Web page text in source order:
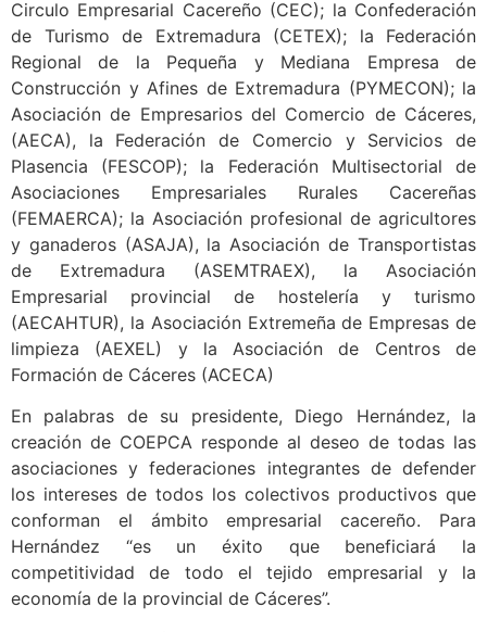
Circulo Empresarial Cacereño (CEC); la Confederación
de Turismo de Extremadura (CETEX); la Federación
Regional de la Pequeña y Mediana Empresa de
Construcción y Afines de Extremadura (PYMECON); la
Asociación de Empresarios del Comercio de Cáceres,
(AECA), la Federación de Comercio y Servicios de
Plasencia (FESCOP); la Federación Multisectorial de
Asociaciones Empresariales Rurales Cacereñas
(FEMAERCA); la Asociación profesional de agricultores
y ganaderos (ASAJA), la Asociación de Transportistas
de Extremadura (ASEMTRAEX), la Asociación
Empresarial provincial de hostelería y turismo
(AECAHTUR), la Asociación Extremeña de Empresas de
limpieza (AEXEL) y la Asociación de Centros de
Formación de Cáceres (ACECA)
En palabras de su presidente, Diego Hernández, la
creación de COEPCA responde al deseo de todas las
asociaciones y federaciones integrantes de defender
los intereses de todos los colectivos productivos que
conforman el ámbito empresarial cacereño. Para
Hernández “es un éxito que beneficiará la
competitividad de todo el tejido empresarial y la
economía de la provincial de Cáceres”.